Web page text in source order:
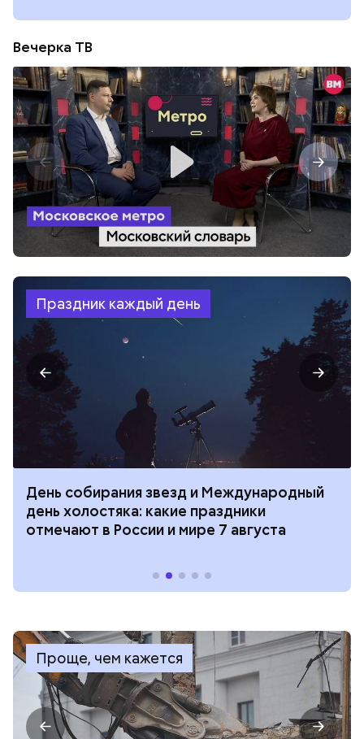
Вечерка ТВ
Праздник каждый день
День собирания звезд и Международный
день холостяка: какие праздники
отмечают в России и мире 7 августа
Проще, чем кажется